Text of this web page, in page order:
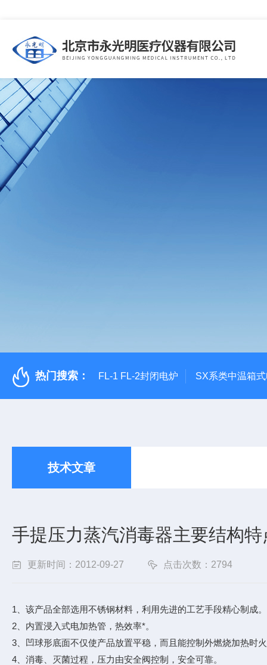
热门搜索： FL-1 FL-2封闭电炉 SX系类中温箱
技术文章
手提压力蒸汽消毒器主要结构特
更新时间：2012-09-27 点击次数：2794
1、该产品全部选用不锈钢材料，利用先进的工艺手段精心制成。
2、内置浸入式电加热管，热效率*。
3、凹球形底面不仅使产品放置平稳，而且能控制外燃烧加热时
4、消毒、灭菌过程，压力由安全阀控制，安全可靠。